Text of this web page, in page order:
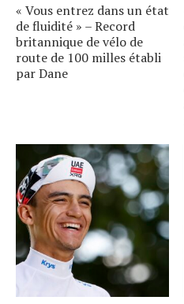
« Vous entrez dans un état
de fluidité » – Record
britannique de vélo de
route de 100 milles établi
par Dane